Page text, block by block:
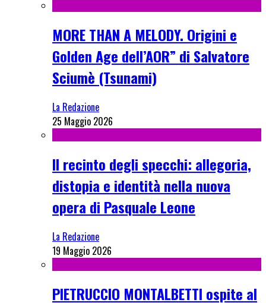
MORE THAN A MELODY. Origini e
Golden Age dell’AOR” di Salvatore
Sciumè (Tsunami)
La Redazione
25 Maggio 2026
Il recinto degli specchi: allegoria,
distopia e identità nella nuova
opera di Pasquale Leone
La Redazione
19 Maggio 2026
PIETRUCCIO MONTALBETTI ospite al